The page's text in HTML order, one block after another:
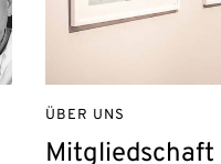
Mitgliedschaft
ÜBER UNS